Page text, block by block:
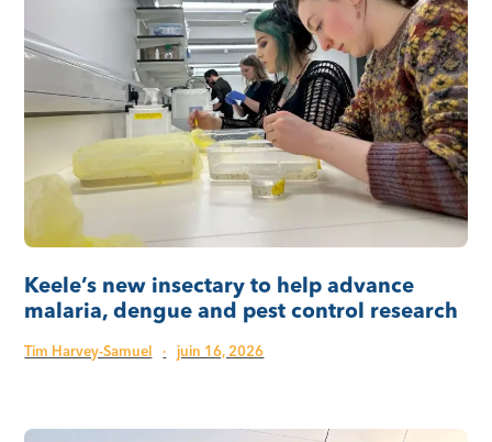
Keele’s new insectary to help advance
malaria, dengue and pest control research
Tim Harvey-Samuel · juin 16, 2026